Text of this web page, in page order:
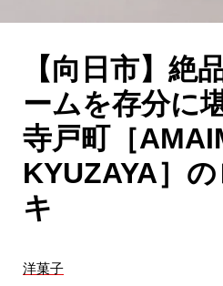
CULTURE
ABOUT US
Instagram
チケットプレゼン
【向日市】絶
ームを存分に
寺戸町［
KYUZAYA］
キ
洋菓子